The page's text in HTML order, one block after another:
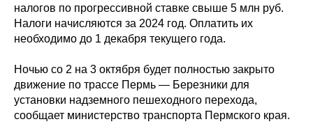
налогов по прогрессивной ставке свыше 5 млн руб.
Налоги начисляются за 2024 год. Оплатить их
необходимо до 1 декабря текущего года.
Ночью со 2 на 3 октября будет полностью закрыто
движение по трассе Пермь — Березники для
установки надземного пешеходного перехода,
сообщает министерство транспорта Пермского края.